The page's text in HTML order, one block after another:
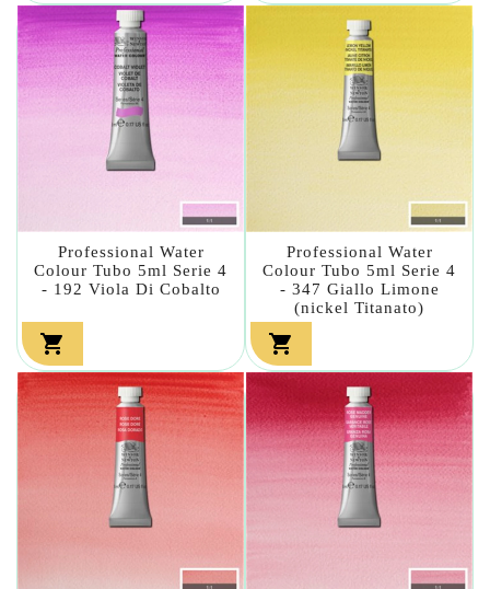
Professional Water
Colour Tubo 5ml Serie 4
- 192 Viola Di Cobalto

Professional Water
Colour Tubo 5ml Serie 4
- 347 Giallo Limone
(nickel Titanato)
